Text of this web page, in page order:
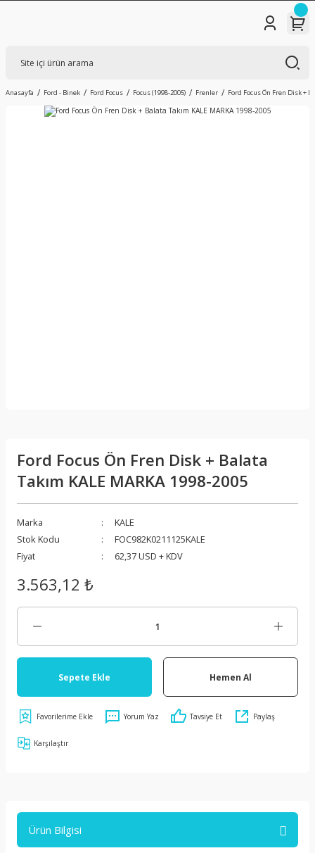
Anasayfa Ford - Binek Ford Focus Focus (1998-2005) Frenler Ford Focus Ön Fren Disk +
Ford Focus Ön Fren Disk + Balata
Takım KALE MARKA 1998-2005
Marka
KALE
Stok Kodu
FOC982K0211125KALE
Fiyat
62,37 USD + KDV
3.563,12 ₺
Sepete Ekle Hemen Al
Yorum Yaz Tavsiye Et Paylaş
Karşılaştır
Ürün Bilgisi